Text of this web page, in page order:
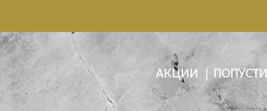
АКЦИИ | ПОПУСТИ